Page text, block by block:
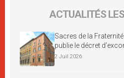
ACTUALITÉS
Sacres de la
publie le décret
2 Juil 2026